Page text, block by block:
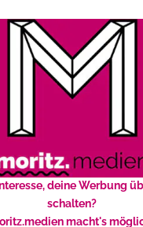
deine Werbung
schalten?
macht's